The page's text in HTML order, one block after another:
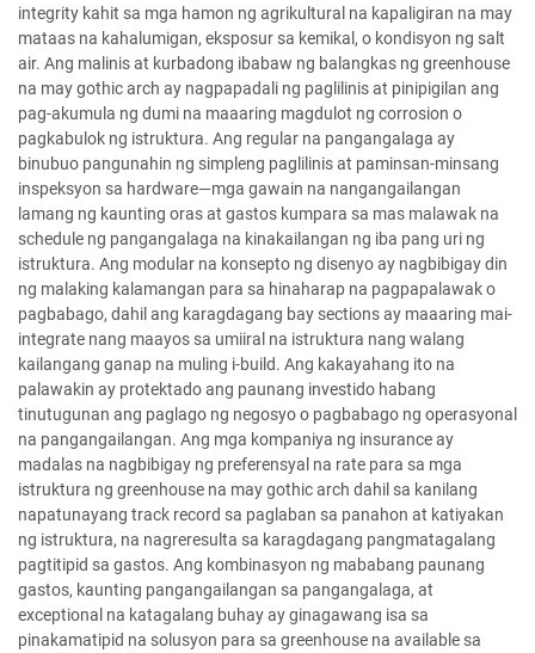
integrity kahit sa mga hamon ng agrikultural na kapaligiran na may
mataas na kahalumigan, eksposur sa kemikal, o kondisyon ng salt
air. Ang malinis at kurbadong ibabaw ng balangkas ng greenhouse
na may gothic arch ay nagpapadali ng paglilinis at pinipigilan ang
pag-akumula ng dumi na maaaring magdulot ng corrosion o
pagkabulok ng istruktura. Ang regular na pangangalaga ay
binubuo pangunahin ng simpleng paglilinis at paminsan-minsang
inspeksyon sa hardware—mga gawain na nangangailangan
lamang ng kaunting oras at gastos kumpara sa mas malawak na
schedule ng pangangalaga na kinakailangan ng iba pang uri ng
istruktura. Ang modular na konsepto ng disenyo ay nagbibigay din
ng malaking kalamangan para sa hinaharap na pagpapalawak o
pagbabago, dahil ang karagdagang bay sections ay maaaring mai-
integrate nang maayos sa umiiral na istruktura nang walang
kailangang ganap na muling i-build. Ang kakayahang ito na
palawakin ay protektado ang paunang investido habang
tinutugunan ang paglago ng negosyo o pagbabago ng operasyonal
na pangangailangan. Ang mga kompaniya ng insurance ay
madalas na nagbibigay ng preferensyal na rate para sa mga
istruktura ng greenhouse na may gothic arch dahil sa kanilang
napatunayang track record sa paglaban sa panahon at katiyakan
ng istruktura, na nagreresulta sa karagdagang pangmatagalang
pagtitipid sa gastos. Ang kombinasyon ng mababang paunang
gastos, kaunting pangangailangan sa pangangalaga, at
exceptional na katagalang buhay ay ginagawang isa sa
pinakamatipid na solusyon para sa greenhouse na available sa